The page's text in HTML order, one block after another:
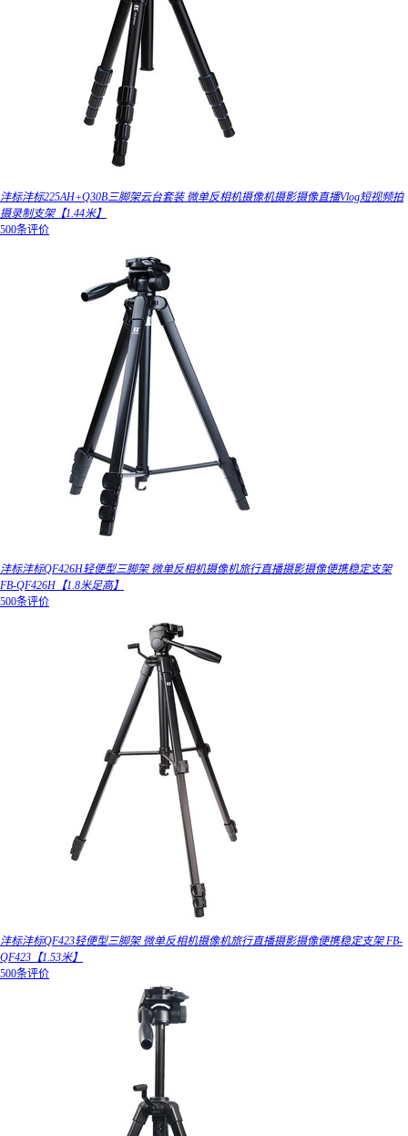
沣标沣标225AH+Q30B三脚架云台套装 微单反相机摄像机摄影摄像直播Vlog短视频拍
摄录制支架【1.44米】
500条评价
沣标沣标QF426H轻便型三脚架 微单反相机摄像机旅行直播摄影摄像便携稳定支架
FB-QF426H【1.8米足高】
500条评价
沣标沣标QF423轻便型三脚架 微单反相机摄像机旅行直播摄影摄像便携稳定支架 FB-
QF423【1.53米】
500条评价